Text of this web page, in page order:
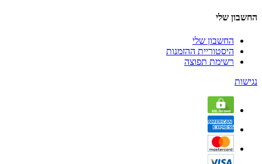
החשבון שלי
החשבון שלי
היסטוריית ההזמנות
רשימת תפוצה
נגישות